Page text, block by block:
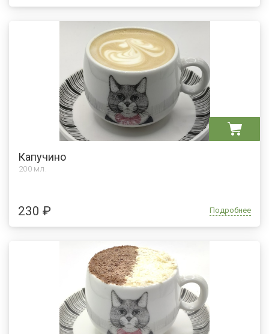
Капучино
200 мл.
230 ₽ Подробнее